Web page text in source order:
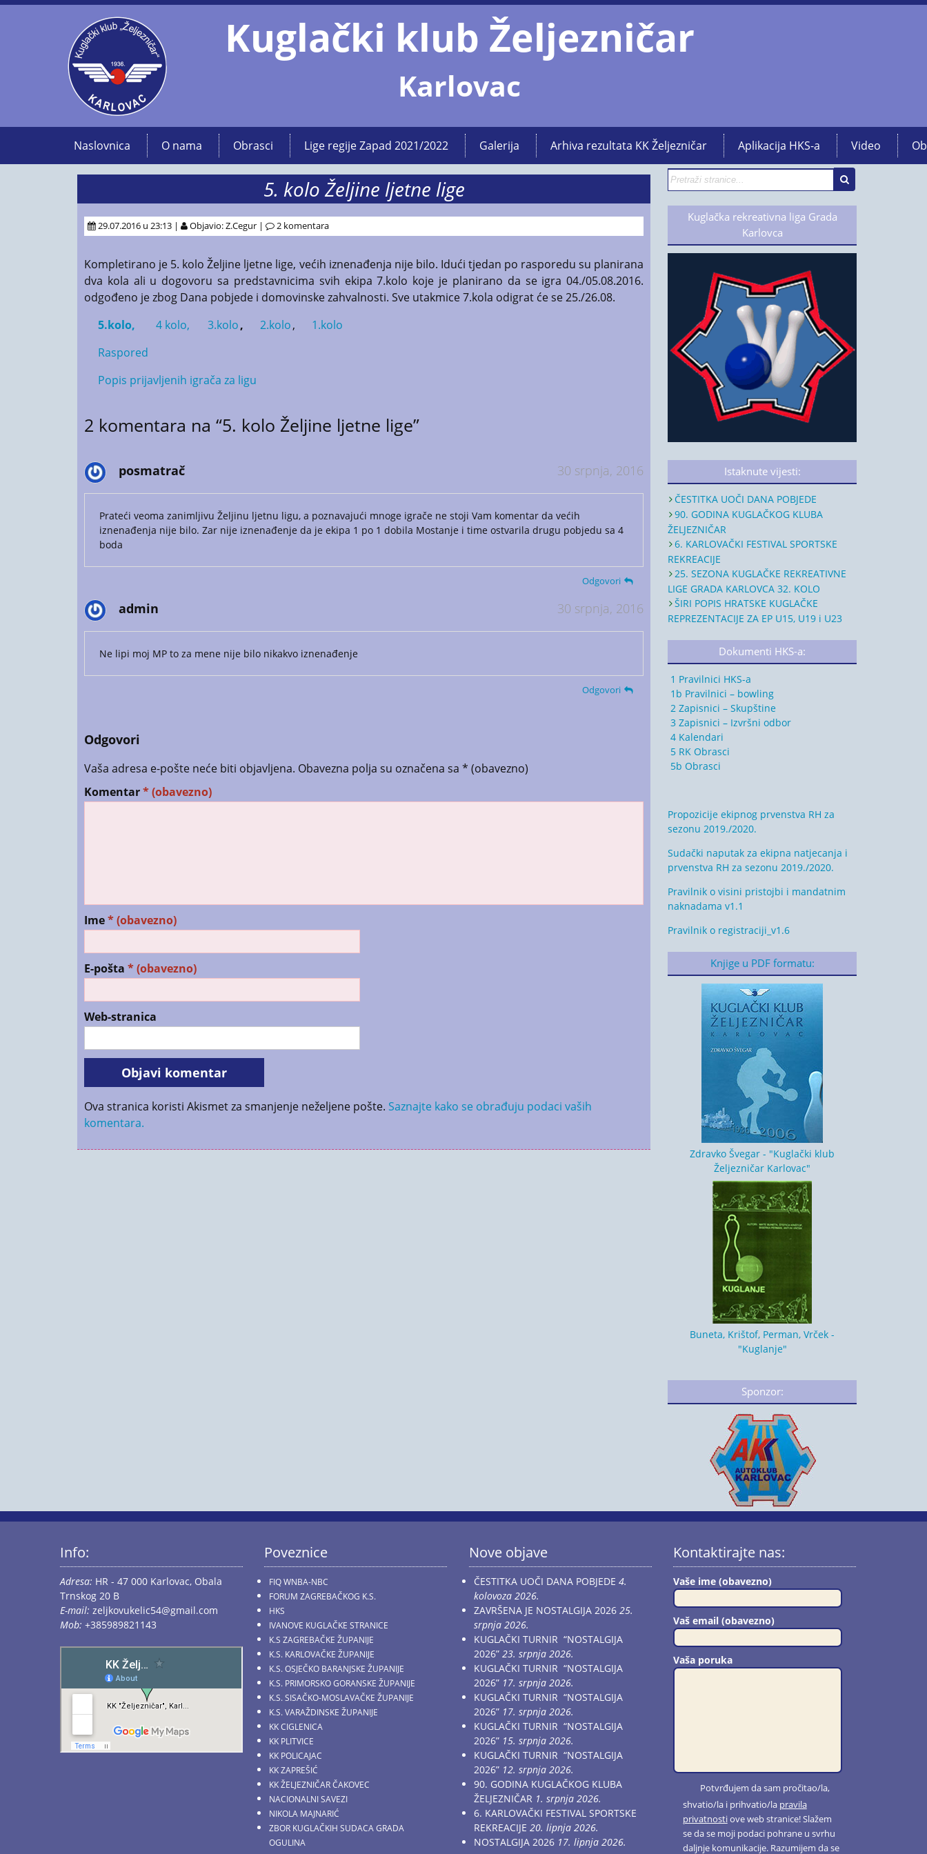
Kuglački klub Željezničar
Karlovac
Naslovnica O nama Obrasci Lige regije Zapad 2021/2022 Galerija Arhiva rezultata KK Željezničar Aplikacija HKS-a Video
5. kolo Željine ljetne lige
29.07.2016 u 23:13 | Objavio: Z.Cegur | 2 komentara
Kompletirano je 5. kolo Željine ljetne lige, većih iznenađenja nije bilo. Idući tjedan po rasporedu su planirana
dva kola ali u dogovoru sa predstavnicima svih ekipa 7.kolo koje je planirano da se igra 04./05.08.2016.
odgođeno je zbog Dana pobjede i domovinske zahvalnosti. Sve utakmice 7.kola odigrat će se 25./26.08.
5.kolo,
4 kolo, 3.kolo, 2.kolo,
1.kolo
Raspored
Popis prijavljenih igrača za ligu
2 komentara na “5. kolo Željine ljetne lige”
posmatrač 30 srpnja, 2016
Prateći veoma zanimljivu Željinu ljetnu ligu, a poznavajući mnoge igrače ne stoji Vam komentar da većih
iznenađenja nije bilo. Zar nije iznenađenje da je ekipa 1 po 1 dobila Mostanje i time ostvarila drugu pobjedu sa 4
boda
Odgovori
admin 30 srpnja, 2016
Ne lipi moj MP to za mene nije bilo nikakvo iznenađenje
Odgovori
Odgovori
Vaša adresa e-pošte neće biti objavljena. Obavezna polja su označena sa * (obavezno)
Komentar* (obavezno)
Ime* (obavezno)
E-pošta * (obavezno)
Web-stranica
Ova stranica koristi Akismet za smanjenje neželjene pošte. Saznajte kako se obrađuju podaci vaših
komentara.
Kuglačka rekreativna liga Grada
Karlovca
Istaknute vijesti:
ČESTITKA UOČI DANA POBJEDE
90. GODINA KUGLAČKOG KLUBA
ŽELJEZNIČAR
6. KARLOVAČKI FESTIVAL SPORTSKE
REKREACIJE
25. SEZONA KUGLAČKE REKREATIVNE
LIGE GRADA KARLOVCA 32. KOLO
ŠIRI POPIS HRATSKE KUGLAČKE
REPREZENTACIJE ZA EP U15, U19 i U23
Dokumenti HKS-a:
1 Pravilnici HKS-a
1b Pravilnici – bowling
2 Zapisnici – Skupštine
3 Zapisnici – Izvršni odbor
4 Kalendari
5 RK Obrasci
5b Obrasci
Propozicije ekipnog prvenstva RH za
sezonu 2019./2020.
Sudački naputak za ekipna natjecanja i
prvenstva RH za sezonu 2019./2020.
Pravilnik o visini pristojbi i mandatnim
naknadama v1.1
Pravilnik o registraciji_v1.6
Knjige u PDF formatu:
Zdravko Švegar - "Kuglački klub
Željezničar Karlovac"
Buneta, Krištof, Perman, Vrček -
"Kuglanje"
Sponzor:
Info:
Adresa: HR - 47 000 Karlovac, Obala
Trnskog 20 B
E-mail: zeljkovukelic54@gmail.com
Mob: +385989821143
Poveznice
FIQ WNBA-NBC
FORUM ZAGREBAČKOG K.S.
HKS
IVANOVE KUGLAČKE STRANICE
K.S ZAGREBAČKE ŽUPANIJE
K.S. KARLOVAČKE ŽUPANIJE
K.S. OSJEČKO BARANJSKE ŽUPANIJE
K.S. PRIMORSKO GORANSKE ŽUPANIJE
K.S. SISAČKO-MOSLAVAČKE ŽUPANIJE
K.S. VARAŽDINSKE ŽUPANIJE
KK CIGLENICA
KK PLITVICE
KK POLICAJAC
KK ZAPREŠIĆ
KK ŽELJEZNIČAR ČAKOVEC
NACIONALNI SAVEZI
NIKOLA MAJNARIĆ
ZBOR KUGLAČKIH SUDACA GRADA
OGULINA
Nove objave
ČESTITKA UOČI DANA POBJEDE 4.
kolovoza 2026.
ZAVRŠENA JE NOSTALGIJA 2026 25.
srpnja 2026.
KUGLAČKI TURNIR “NOSTALGIJA
2026” 23. srpnja 2026.
KUGLAČKI TURNIR “NOSTALGIJA
2026” 17. srpnja 2026.
KUGLAČKI TURNIR “NOSTALGIJA
2026” 17. srpnja 2026.
KUGLAČKI TURNIR “NOSTALGIJA
2026” 15. srpnja 2026.
KUGLAČKI TURNIR “NOSTALGIJA
2026” 12. srpnja 2026.
90. GODINA KUGLAČKOG KLUBA
ŽELJEZNIČAR 1. srpnja 2026.
6. KARLOVAČKI FESTIVAL SPORTSKE
REKREACIJE 20. lipnja 2026.
NOSTALGIJA 2026 17. lipnja 2026.
Kontaktirajte nas:
Vaše ime (obavezno)
Vaš email (obavezno)
Vaša poruka
Potvrđujem da sam pročitao/la,
shvatio/la i prihvatio/la pravila
privatnostiove web stranice! Slažem
se da se moji podaci pohrane u svrhu
daljnje komunikacije. Razumijem da se